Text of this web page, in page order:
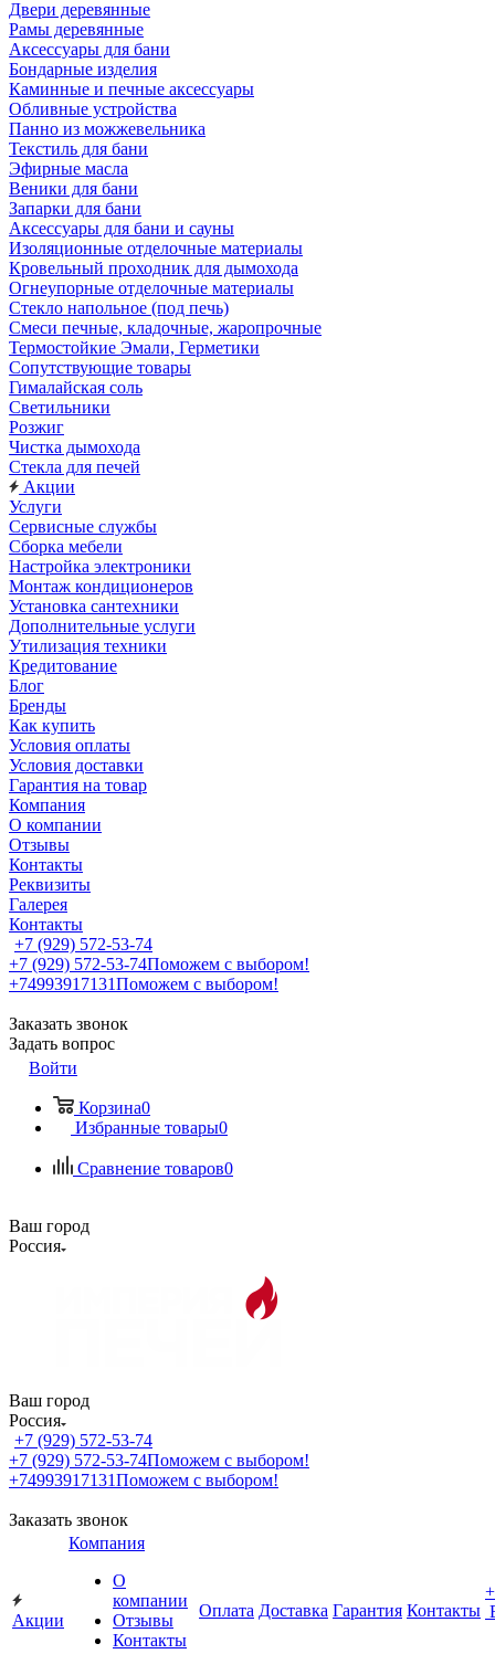
Двери деревянные
Рамы деревянные
Аксессуары для бани
Бондарные изделия
Каминные и печные аксессуары
Обливные устройства
Панно из можжевельника
Текстиль для бани
Эфирные масла
Веники для бани
Запарки для бани
Аксессуары для бани и сауны
Изоляционные отделочные материалы
Кровельный проходник для дымохода
Огнеупорные отделочные материалы
Стекло напольное (под печь)
Смеси печные, кладочные, жаропрочные
Термостойкие Эмали, Герметики
Сопутствующие товары
Гималайская соль
Светильники
Розжиг
Чистка дымохода
Стекла для печей
Акции
Услуги
Сервисные службы
Сборка мебели
Настройка электроники
Монтаж кондиционеров
Установка сантехники
Дополнительные услуги
Утилизация техники
Кредитование
Блог
Бренды
Как купить
Условия оплаты
Условия доставки
Гарантия на товар
Компания
О компании
Отзывы
Контакты
Реквизиты
Галерея
Контакты
+7 (929) 572-53-74
+7 (929) 572-53-74Поможем с выбором!
+74993917131Поможем с выбором!
Заказать звонок
Задать вопрос
Войти
Корзина0
Избранные товары0
Сравнение товаров0
Ваш город
Россия
Ваш город
Россия
+7 (929) 572-53-74
+7 (929) 572-53-74Поможем с выбором!
+74993917131Поможем с выбором!
Заказать звонок
Акции
Компания
О
компании
Отзывы
Контакты
Оплата Доставка Гарантия Контакты
+